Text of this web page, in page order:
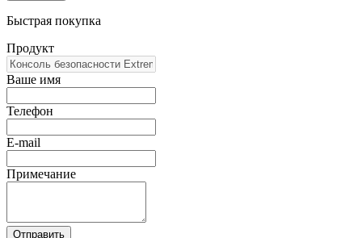
Быстрая покупка
Продукт
Ваше имя
Телефон
E-mail
Примечание
Отправить